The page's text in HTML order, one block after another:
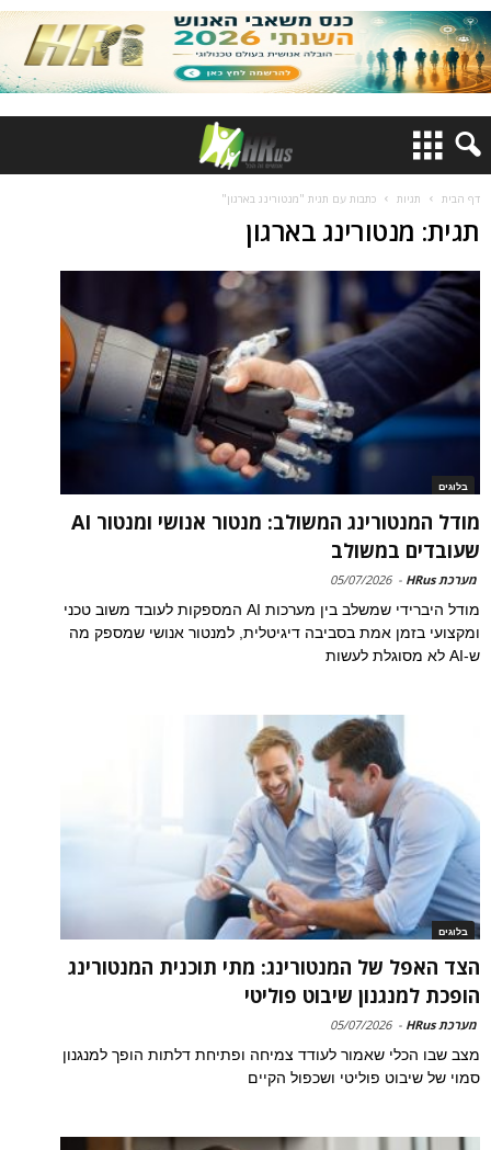
דף הבית תגיות כתבות עם תגית "מנטורינג בארגון"
תגית: מנטורינג בארגון
בלוגים
מודל המנטורינג המשולב: מנטור אנושי ומנטור AI
שעובדים במשולב
מערכת HRus -
05/07/2026
מודל היברידי שמשלב בין מערכות AI המספקות לעובד משוב טכני
ומקצועי בזמן אמת בסביבה דיגיטלית, למנטור אנושי שמספק מה
ש-AI לא מסוגלת לעשות
בלוגים
הצד האפל של המנטורינג: מתי תוכנית המנטורינג
הופכת למנגנון שיבוט פוליטי
מערכת HRus -
05/07/2026
מצב שבו הכלי שאמור לעודד צמיחה ופתיחת דלתות הופך למנגנון
סמוי של שיבוט פוליטי ושכפול הקיים